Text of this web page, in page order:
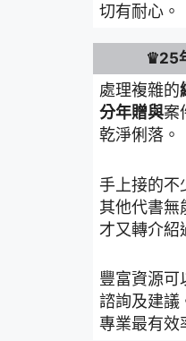
切有耐心。
♛25
處理複雜的
分年贈與案
乾淨俐落。
手上接的不
其他代書無
才又轉介紹
豐富資源可
諮詢及建議
專業最有效